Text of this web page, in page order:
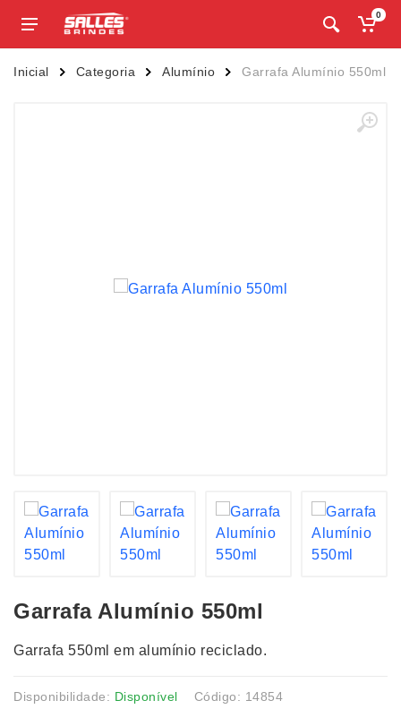
0
Inicial Categoria Alumínio Garrafa Alumínio 550ml
Garrafa Alumínio 550ml
Garrafa 550ml em alumínio reciclado.
Disponibilidade: Disponível Código: 14854